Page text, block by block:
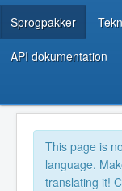
Sprogpakker
API dokumentation
This page is
language.
translating it!